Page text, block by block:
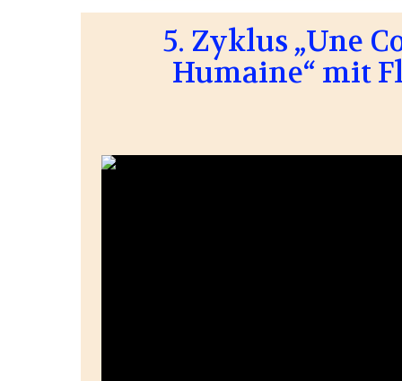
5. Zyklus „Une
Humaine“ mit